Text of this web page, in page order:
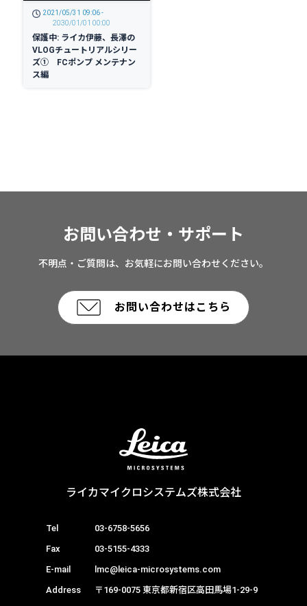
2021/05/31 09:06 -
2030/01/01 00:00
保護中: ライカ伊藤、長澤の
VLOGチュートリアルシリー
ズ① FCポンプ メンテナン
ス編
お問い合わせ・サポート
不明点・ご質問は、お気軽にお問い合わせください。
お問い合わせはこちら
ライカマイクロシステムズ株式会社
Tel
03-6758-5656
Fax
03-5155-4333
E-mail
lmc@leica-microsystems.com
Address
〒169-0075 東京都新宿区高田馬場1-29-9